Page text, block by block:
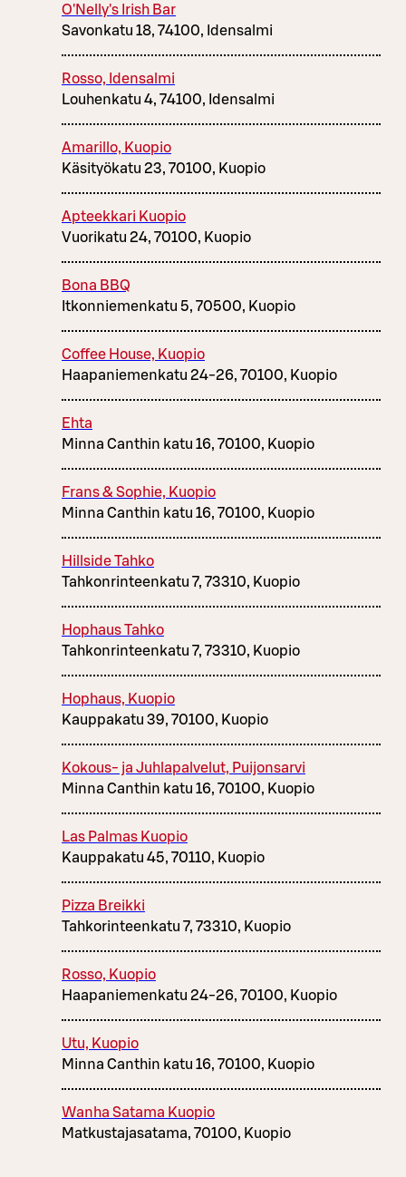
O'Nelly's Irish Bar
Savonkatu 18, 74100, Idensalmi
Rosso, Idensalmi
Louhenkatu 4, 74100, Idensalmi
Amarillo, Kuopio
Käsityökatu 23, 70100, Kuopio
Apteekkari Kuopio
Vuorikatu 24, 70100, Kuopio
Bona BBQ
Itkonniemenkatu 5, 70500, Kuopio
Coffee House, Kuopio
Haapaniemenkatu 24-26, 70100, Kuopio
Ehta
Minna Canthin katu 16, 70100, Kuopio
Frans & Sophie, Kuopio
Minna Canthin katu 16, 70100, Kuopio
Hillside Tahko
Tahkonrinteenkatu 7, 73310, Kuopio
Hophaus Tahko
Tahkonrinteenkatu 7, 73310, Kuopio
Hophaus, Kuopio
Kauppakatu 39, 70100, Kuopio
Kokous- ja Juhlapalvelut, Puijonsarvi
Minna Canthin katu 16, 70100, Kuopio
Las Palmas Kuopio
Kauppakatu 45, 70110, Kuopio
Pizza Breikki
Tahkorinteenkatu 7, 73310, Kuopio
Rosso, Kuopio
Haapaniemenkatu 24-26, 70100, Kuopio
Utu, Kuopio
Minna Canthin katu 16, 70100, Kuopio
Wanha Satama Kuopio
Matkustajasatama, 70100, Kuopio